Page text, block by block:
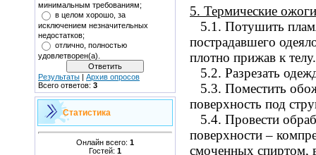
минимальным требованиям;
в целом хорошо, за
исключением незначительных
недостатков;
отлично, полностью
удовлетворен(а).
Результаты | Архив опросов
Всего ответов: 3
Статистика
Онлайн всего: 1
Гостей: 1
5. Термические ожоги
5.1. Потушить
пострадавшего
плотно прижав к телу.
5.2. Разрезать
5.3. Поместить
поверхность под
5.4. Провести
поверхности –
смоченных спиртом,